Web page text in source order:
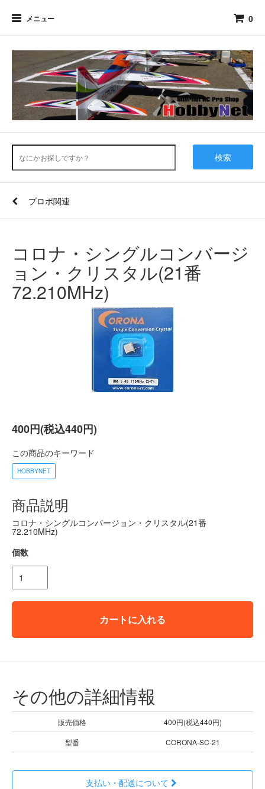
メニュー 0
検索
プロポ関連
コロナ・シングルコンバージ
ョン・クリスタル(21番
72.210MHz)
400円(税込440円)
この商品のキーワード
HOBBYNET
商品説明
コロナ・シングルコンバージョン・クリスタル(21番
72.210MHz)
個数
カートに入れる
その他の詳細情報
販売価格
400円(税込440円)
型番
CORONA-SC-21
支払い・配送について